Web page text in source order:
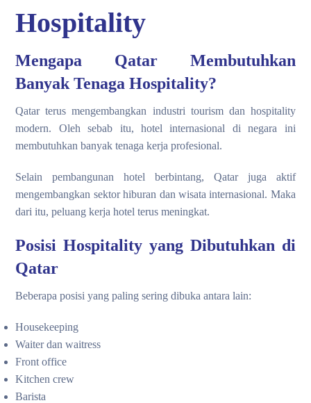
Hospitality
Mengapa Qatar Membutuhkan
Banyak Tenaga Hospitality?
Qatar terus mengembangkan industri tourism dan hospitality
modern. Oleh sebab itu, hotel internasional di negara ini
membutuhkan banyak tenaga kerja profesional.
Selain pembangunan hotel berbintang, Qatar juga aktif
mengembangkan sektor hiburan dan wisata internasional. Maka
dari itu, peluang kerja hotel terus meningkat.
Posisi Hospitality yang Dibutuhkan di
Qatar
Beberapa posisi yang paling sering dibuka antara lain:
Housekeeping
Waiter dan waitress
Front office
Kitchen crew
Barista